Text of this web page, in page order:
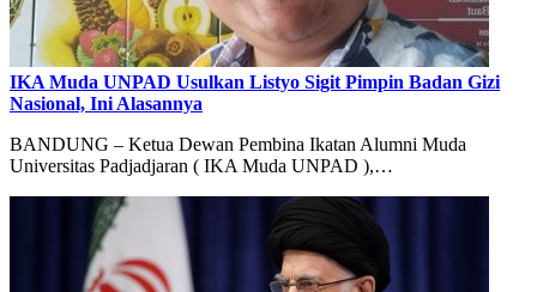
IKA Muda UNPAD Usulkan Listyo Sigit Pimpin Badan Gizi
Nasional, Ini Alasannya
BANDUNG – Ketua Dewan Pembina Ikatan Alumni Muda
Universitas Padjadjaran ( IKA Muda UNPAD ),…